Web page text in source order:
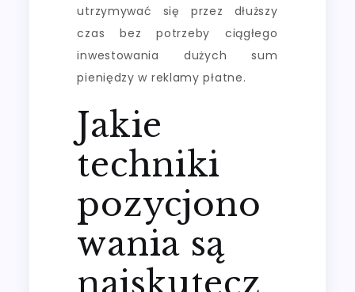
utrzymywać się przez dłuższy
czas bez potrzeby ciągłego
inwestowania dużych sum
pieniędzy w reklamy płatne.
Jakie
techniki
pozycjono
wania są
najskutecz